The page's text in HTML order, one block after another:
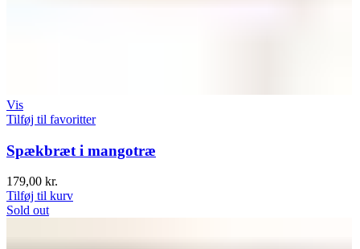
Vis
Tilføj til favoritter
Spækbræt i mangotræ
179,00 kr.
Tilføj til kurv
Sold out